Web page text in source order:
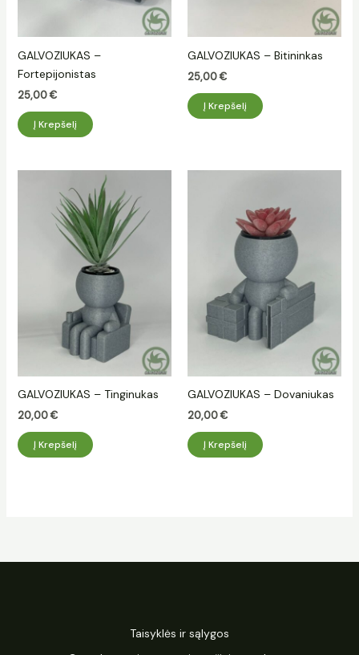
GALVOZIUKAS –
Fortepijonistas
25,00€
Į Krepšelį
GALVOZIUKAS – Bitininkas
25,00€
Į Krepšelį
GALVOZIUKAS – Tinginukas
20,00€
Į Krepšelį
GALVOZIUKAS – Dovaniukas
20,00€
Į Krepšelį
Taisyklės ir sąlygos